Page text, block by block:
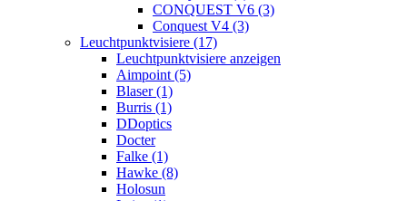
CONQUEST V6 (3)
Conquest V4 (3)
Leuchtpunktvisiere (17)
Leuchtpunktvisiere anzeigen
Aimpoint (5)
Blaser (1)
Burris (1)
DDoptics
Docter
Falke (1)
Hawke (8)
Holosun